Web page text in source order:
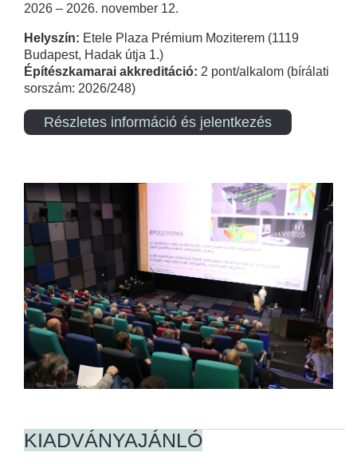
2026 – 2026. november 12.
Helyszín: Etele Plaza Prémium Moziterem (1119
Budapest, Hadak útja 1.)
Építészkamarai akkreditáció: 2 pont/alkalom (bírálati
sorszám: 2026/248)
Részletes információ és jelentkezés
KIADVÁNYAJÁNLÓ